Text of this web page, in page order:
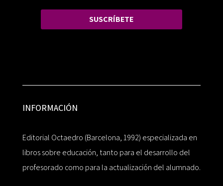
SUSCRÍBETE
INFORMACIÓN
Editorial Octaedro (Barcelona, 1992) especializada en
libros sobre educación, tanto para el desarrollo del
profesorado como para la actualización del alumnado.